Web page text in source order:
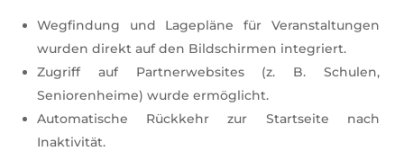
Wegfindung und Lagepläne für Veranstaltungen
wurden direkt auf den Bildschirmen integriert.
Zugriff auf Partnerwebsites (z. B. Schulen,
Seniorenheime) wurde ermöglicht.
Automatische Rückkehr zur Startseite nach
Inaktivität.